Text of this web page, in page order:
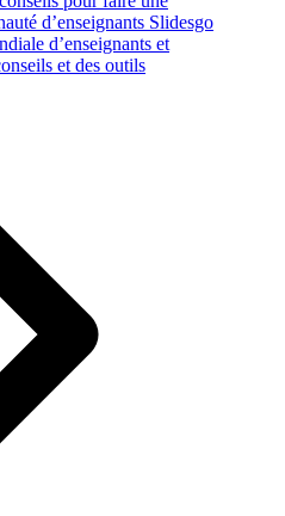
d’enseignants Slidesgo
d’enseignants et
et des outils